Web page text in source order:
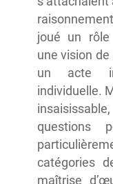
joué un
une vision
un acte
individuelle.
questions
catégories
maîtrise